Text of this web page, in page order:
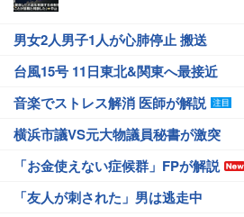
男女2人男子1人が心肺停止 搬送
台風15号 11日東北&関東へ最接近
音楽でストレス解消 医師が解説
横浜市議VS元大物議員秘書が激突
「お金使えない症候群」FPが解説
「友人が刺された」男は逃走中